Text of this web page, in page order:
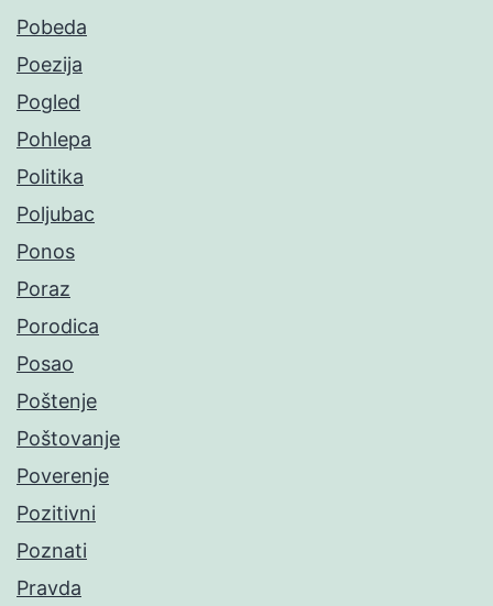
Pobeda
Poezija
Pogled
Pohlepa
Politika
Poljubac
Ponos
Poraz
Porodica
Posao
Poštenje
Poštovanje
Poverenje
Pozitivni
Poznati
Pravda